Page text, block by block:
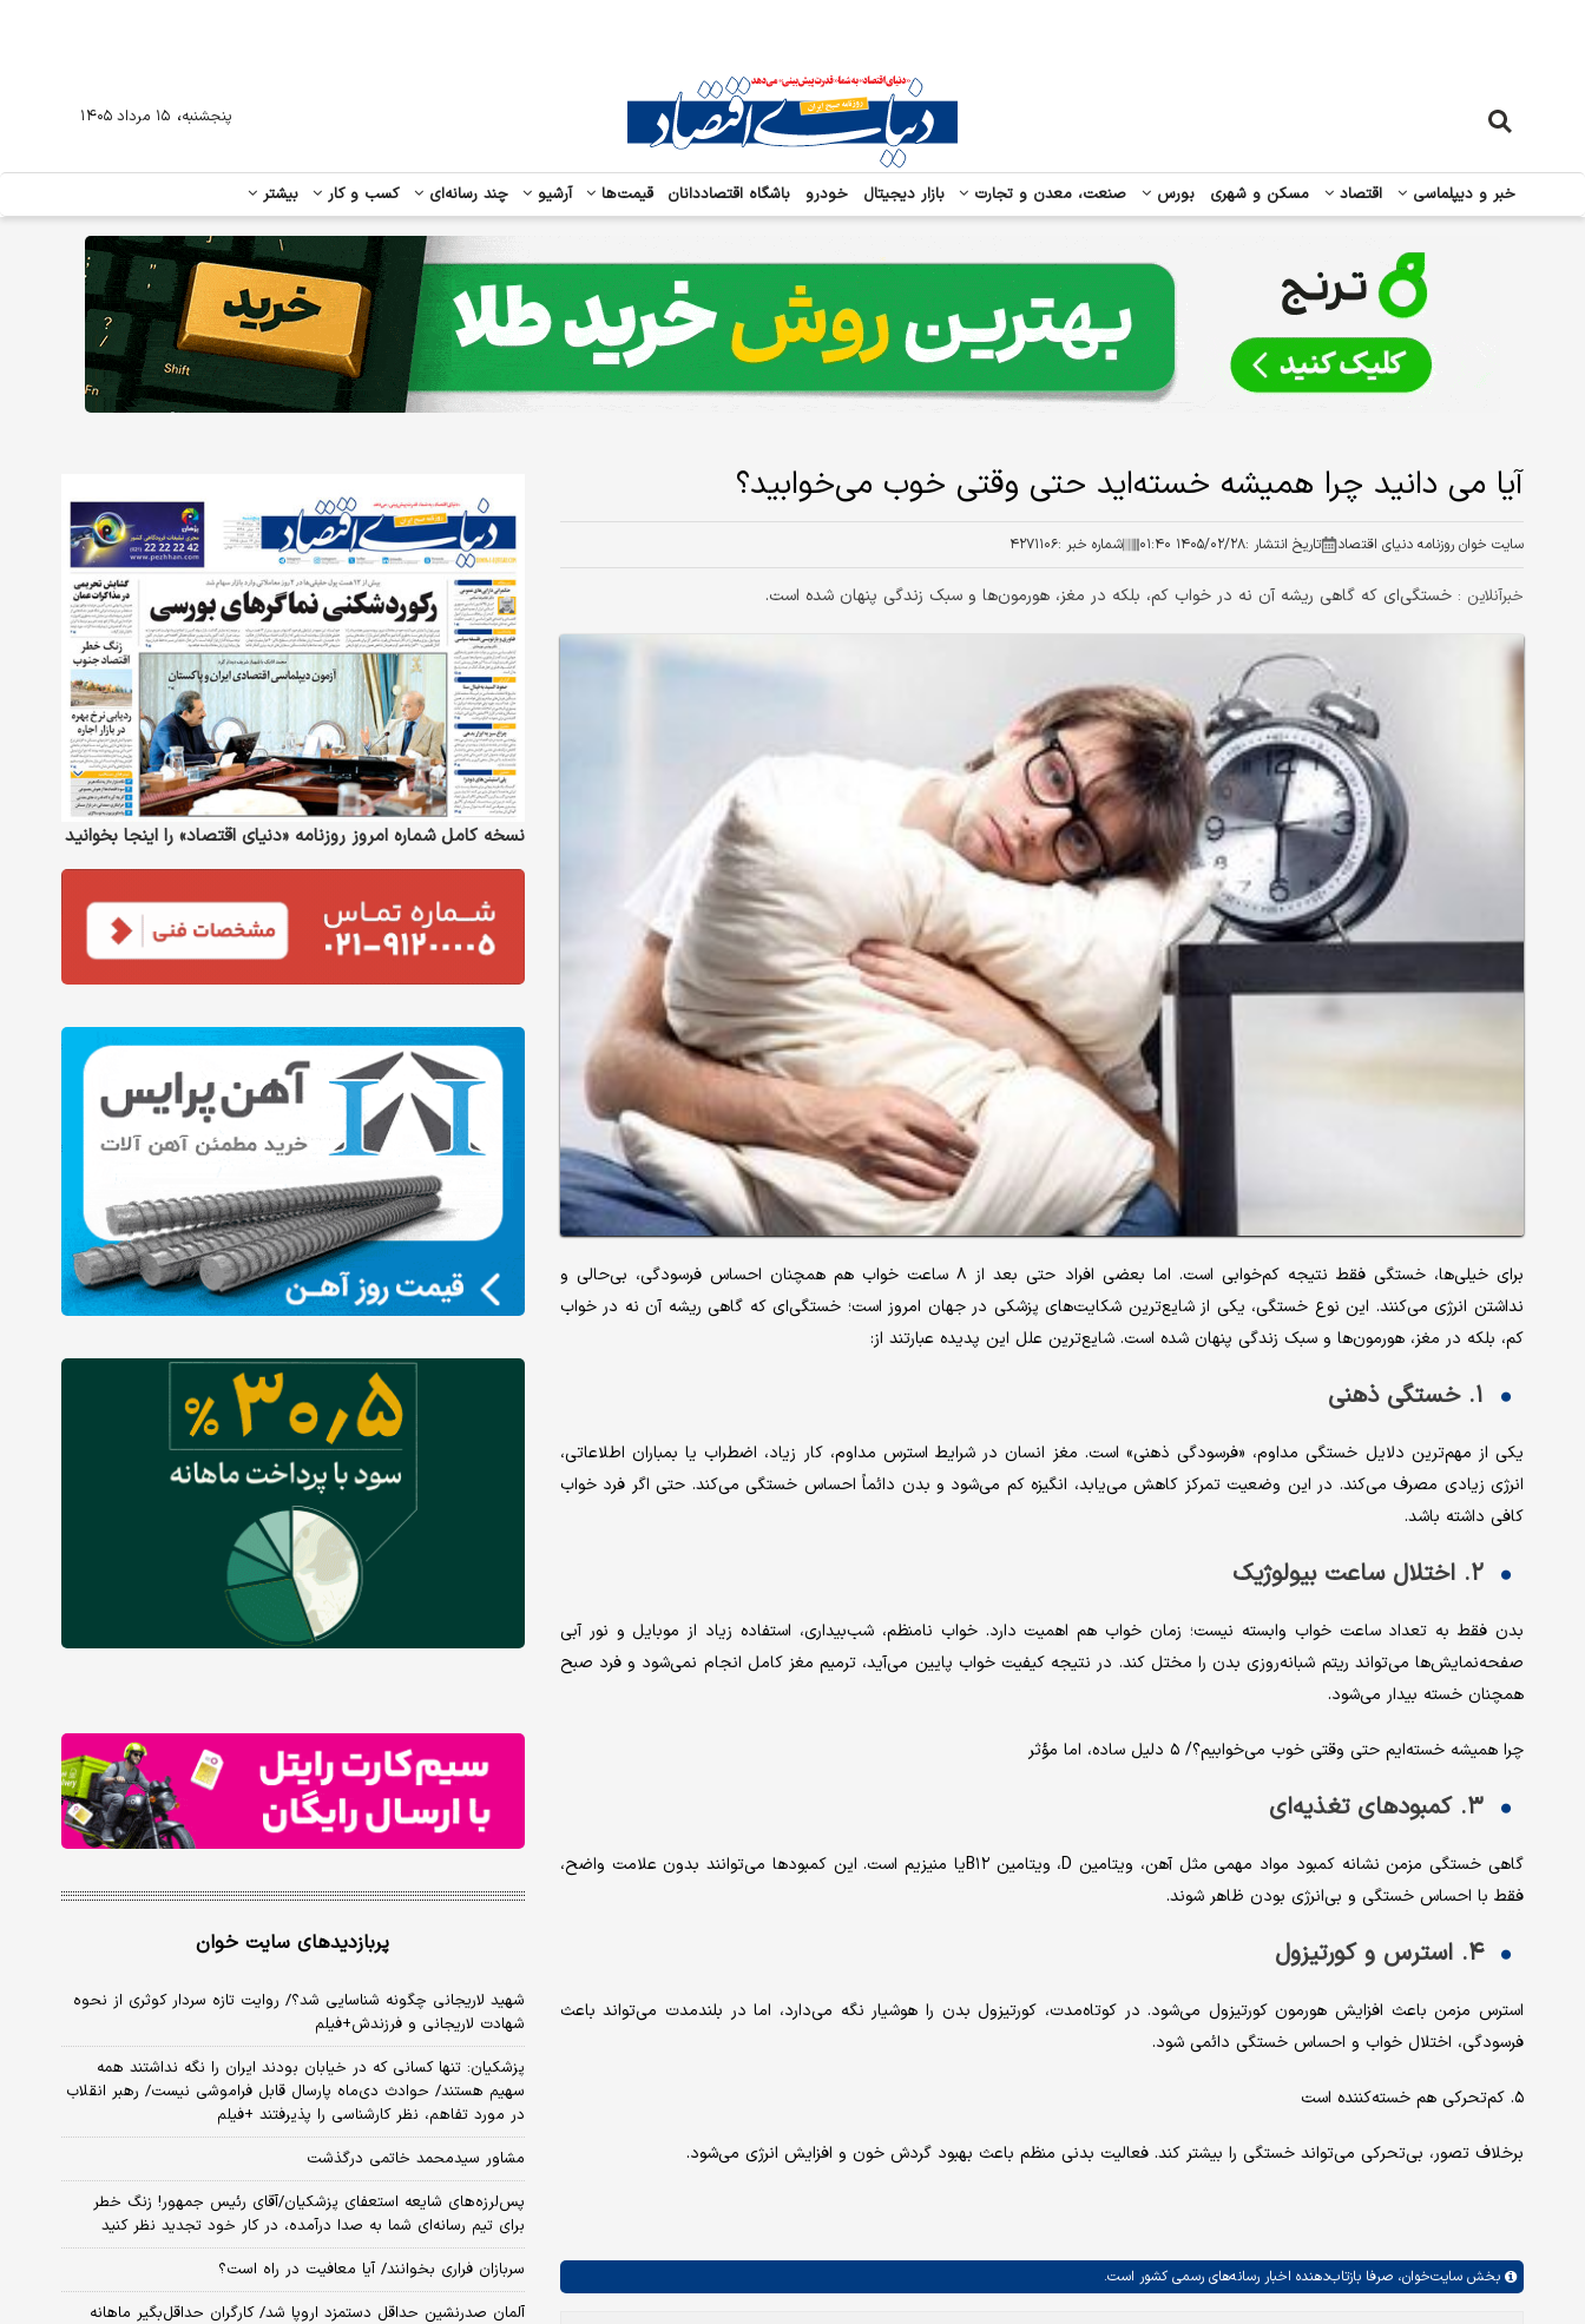
خبر و دیپلماسی اقتصاد مسکن و شهری بورس صنعت، معدن و تجارت بازار دیجیتال خودرو باشگاه اقتصاددانان قیمت‌ها آرشیو چند رسانه‌ای کسب و کار بیشتر
پنجشنبه، ۱۵ مرداد ۱۴۰۵
آیا می دانید چرا همیشه خسته‌اید حتی وقتی خوب می‌خوابید؟
سایت خوان روزنامه دنیای اقتصاد تاریخ انتشار :۱۴۰۵/۰۲/۲۸ ۰۱:۴۰ شماره خبر :۴۲۷۱۱۰۶
خبرآنلاین : خستگی‌ای که گاهی ریشه آن نه در خواب کم، بلکه در مغز، هورمون‌ها و سبک زندگی پنهان شده است.
برای خیلی‌ها، خستگی فقط نتیجه کم‌خوابی است. اما بعضی افراد حتی بعد از ۸ ساعت خواب هم همچنان احساس فرسودگی، بی‌حالی و
نداشتن انرژی می‌کنند. این نوع خستگی، یکی از شایع‌ترین شکایت‌های پزشکی در جهان امروز است؛ خستگی‌ای که گاهی ریشه آن نه در خواب
کم، بلکه در مغز، هورمون‌ها و سبک زندگی پنهان شده است. شایع‌ترین علل این پدیده عبارتند از:
۱. خستگی ذهنی
یکی از مهم‌ترین دلایل خستگی مداوم، «فرسودگی ذهنی» است. مغز انسان در شرایط استرس مداوم، کار زیاد، اضطراب یا بمباران اطلاعاتی،
انرژی زیادی مصرف می‌کند. در این وضعیت تمرکز کاهش می‌یابد، انگیزه کم می‌شود و بدن دائماً احساس خستگی می‌کند. حتی اگر فرد خواب
کافی داشته باشد.
۲. اختلال ساعت بیولوژیک
بدن فقط به تعداد ساعت خواب وابسته نیست؛ زمان خواب هم اهمیت دارد. خواب نامنظم، شب‌بیداری، استفاده زیاد از موبایل و نور آبی
صفحه‌نمایش‌ها می‌تواند ریتم شبانه‌روزی بدن را مختل کند. در نتیجه کیفیت خواب پایین می‌آید، ترمیم مغز کامل انجام نمی‌شود و فرد صبح
همچنان خسته بیدار می‌شود.
چرا همیشه خسته‌ایم حتی وقتی خوب می‌خوابیم؟/ ۵ دلیل ساده، اما مؤثر
۳. کمبودهای تغذیه‌ای
گاهی خستگی مزمن نشانه کمبود مواد مهمی مثل آهن، ویتامین D، ویتامین B۱۲یا منیزیم است. این کمبودها می‌توانند بدون علامت واضح،
فقط با احساس خستگی و بی‌انرژی بودن ظاهر شوند.
۴. استرس و کورتیزول
استرس مزمن باعث افزایش هورمون کورتیزول می‌شود. در کوتاه‌مدت، کورتیزول بدن را هوشیار نگه می‌دارد، اما در بلندمدت می‌تواند باعث
فرسودگی، اختلال خواب و احساس خستگی دائمی شود.
۵. کم‌تحرکی هم خسته‌کننده است
برخلاف تصور، بی‌تحرکی می‌تواند خستگی را بیشتر کند. فعالیت بدنی منظم باعث بهبود گردش خون و افزایش انرژی می‌شود.
بخش سایت‌خوان، صرفا بازتاب‌دهنده اخبار رسانه‌های رسمی کشور است.
نسخه کامل شماره امروز روزنامه «دنیای‌ اقتصاد» را اینجا بخوانید
پربازدیدهای سایت خوان
شهید لاریجانی چگونه شناسایی شد؟/ روایت تازه سردار کوثری از نحوه
شهادت لاریجانی و فرزندش+فیلم
پزشکیان: تنها کسانی که در خیابان بودند ایران را نگه نداشتند همه
سهیم هستند/ حوادث دی‌ماه پارسال قابل فراموشی نیست/ رهبر انقلاب
در مورد تفاهم، نظر کارشناسی را پذیرفتند +فیلم
مشاور سیدمحمد خاتمی درگذشت
پس‌لرزه‌های شایعه استعفای پزشکیان/آقای رئیس جمهور! زنگ خطر
برای تیم رسانه‌ای شما به صدا درآمده، در کار خود تجدید نظر کنید
سربازان فراری بخوانند/ آیا معافیت در راه است؟
آلمان صدرنشین حداقل دستمزد اروپا شد/ کارگران حداقل‌بگیر ماهانه